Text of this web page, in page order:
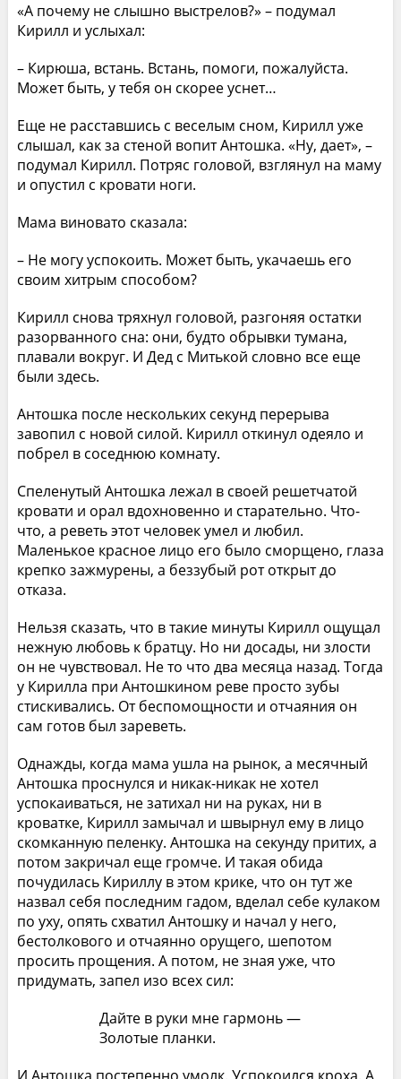
«А почему не слышно выстрелов?» – подумал
Кирилл и услыхал:
– Кирюша, встань. Встань, помоги, пожалуйста.
Может быть, у тебя он скорее уснет…
Еще не расставшись с веселым сном, Кирилл уже
слышал, как за стеной вопит Антошка. «Ну, дает», –
подумал Кирилл. Потряс головой, взглянул на маму
и опустил с кровати ноги.
Мама виновато сказала:
– Не могу успокоить. Может быть, укачаешь его
своим хитрым способом?
Кирилл снова тряхнул головой, разгоняя остатки
разорванного сна: они, будто обрывки тумана,
плавали вокруг. И Дед с Митькой словно все еще
были здесь.
Антошка после нескольких секунд перерыва
завопил с новой силой. Кирилл откинул одеяло и
побрел в соседнюю комнату.
Спеленутый Антошка лежал в своей решетчатой
кровати и орал вдохновенно и старательно. Что-
что, а реветь этот человек умел и любил.
Маленькое красное лицо его было сморщено, глаза
крепко зажмурены, а беззубый рот открыт до
отказа.
Нельзя сказать, что в такие минуты Кирилл ощущал
нежную любовь к братцу. Но ни досады, ни злости
он не чувствовал. Не то что два месяца назад. Тогда
у Кирилла при Антошкином реве просто зубы
стискивались. От беспомощности и отчаяния он
сам готов был зареветь.
Однажды, когда мама ушла на рынок, а месячный
Антошка проснулся и никак-никак не хотел
успокаиваться, не затихал ни на руках, ни в
кроватке, Кирилл замычал и швырнул ему в лицо
скомканную пеленку. Антошка на секунду притих, а
потом закричал еще громче. И такая обида
почудилась Кириллу в этом крике, что он тут же
назвал себя последним гадом, вделал себе кулаком
по уху, опять схватил Антошку и начал у него,
бестолкового и отчаянно орущего, шепотом
просить прощения. А потом, не зная уже, что
придумать, запел изо всех сил:
Дайте в руки мне гармонь —
Золотые планки.